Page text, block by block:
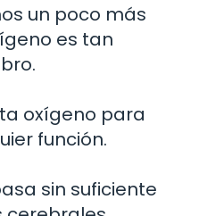
un poco más
es tan
oxígeno para
función.
sin suficiente